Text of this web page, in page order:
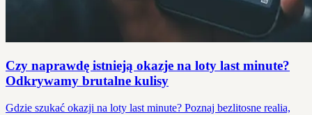
Czy naprawdę istnieją okazje na loty last minute?
Odkrywamy brutalne kulisy
Gdzie szukać okazji na loty last minute? Poznaj bezlitosne realia,